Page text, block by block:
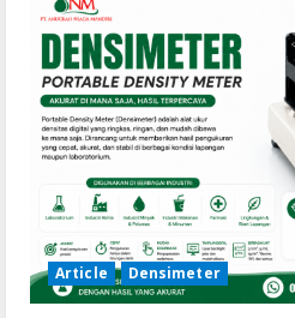
Article Densimeter